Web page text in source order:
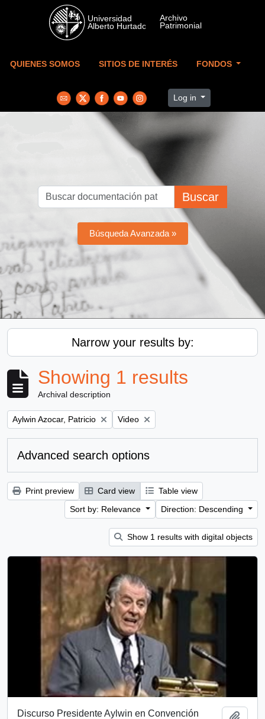
Skip to main content
QUIENES SOMOS SITIOS DE INTERÉS FONDOS
Log in
Buscar
Búsqueda Avanzada »
Narrow your results by:
Showing 1 results
Archival description
Remove filter:
Aylwin Azocar, Patricio Remove filter:
Video
Advanced search options
Print preview Card view
Table view
Sort by: Relevance
Direction: Descending
Show 1 results with digital objects
Discurso Presidente Aylwin en Convención